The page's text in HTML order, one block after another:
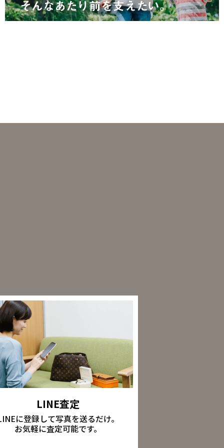
LINE査定
に登録して写真を送るだけ。
お気軽に査定可能です。